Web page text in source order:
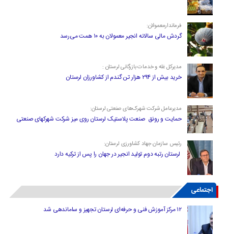
فرماندارمعمولان:
گردش مالی سالانه انجیر معمولان به ۱۰ همت می‌رسد
مدیرکل غله و خدمات بازرگانی لرستان :
خرید بیش از ۲۹۴ هزار تن گندم از کشاورزان لرستان
مدیرعامل شرکت شهرک‌های صنعتی لرستان:
حمایت و رونق صنعت پلاستیک لرستان روی میز شرکت شهرکهای صنعتی
رئیس سازمان جهاد کشاورزی لرستان:
لرستان رتبه دوم تولید انجیر در جهان را پس از ترکیه دارد
اجتماعی
۱۲ مرکز آموزش فنی و حرفه‌ای لرستان تجهیز و ساماندهی شد